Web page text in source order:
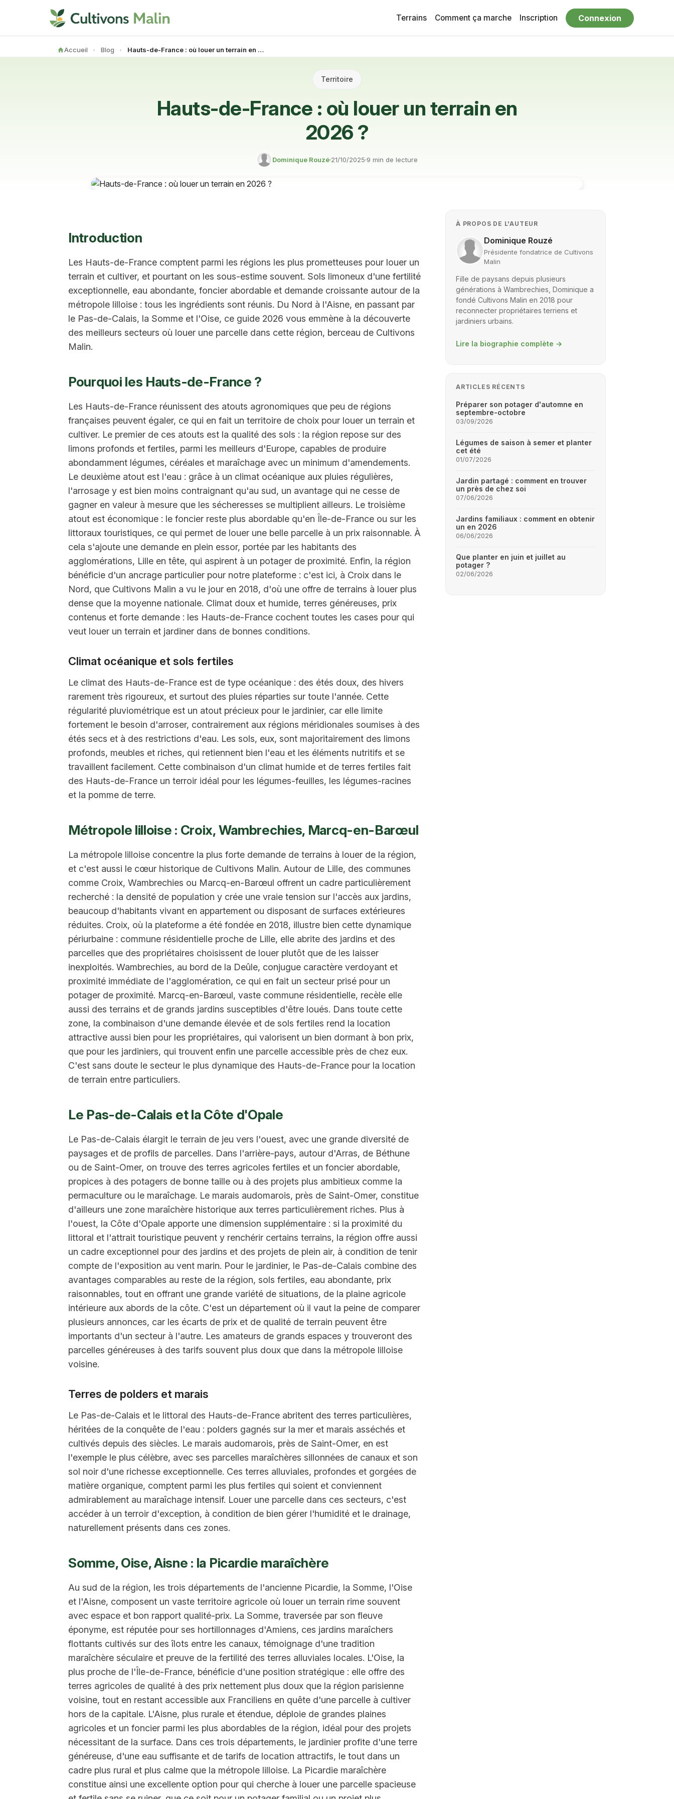
Terrains Comment ça marche Inscription Connexion
Accueil Blog Hauts-de-France : où louer un terrain en 2026 ?
Territoire
Hauts-de-France : où louer un terrain en
2026 ?
Dominique Rouzé 21/10/2025 9 min de lecture
Introduction
Les Hauts-de-France comptent parmi les régions les plus prometteuses pour louer un
terrain et cultiver, et pourtant on les sous-estime souvent. Sols limoneux d'une fertilité
exceptionnelle, eau abondante, foncier abordable et demande croissante autour de la
métropole lilloise : tous les ingrédients sont réunis. Du Nord à l'Aisne, en passant par
le Pas-de-Calais, la Somme et l'Oise, ce guide 2026 vous emmène à la découverte
des meilleurs secteurs où louer une parcelle dans cette région, berceau de Cultivons
Malin.
Pourquoi les Hauts-de-France ?
Les Hauts-de-France réunissent des atouts agronomiques que peu de régions
françaises peuvent égaler, ce qui en fait un territoire de choix pour louer un terrain et
cultiver. Le premier de ces atouts est la qualité des sols : la région repose sur des
limons profonds et fertiles, parmi les meilleurs d'Europe, capables de produire
abondamment légumes, céréales et maraîchage avec un minimum d'amendements.
Le deuxième atout est l'eau : grâce à un climat océanique aux pluies régulières,
l'arrosage y est bien moins contraignant qu'au sud, un avantage qui ne cesse de
gagner en valeur à mesure que les sécheresses se multiplient ailleurs. Le troisième
atout est économique : le foncier reste plus abordable qu'en Île-de-France ou sur les
littoraux touristiques, ce qui permet de louer une belle parcelle à un prix raisonnable. À
cela s'ajoute une demande en plein essor, portée par les habitants des
agglomérations, Lille en tête, qui aspirent à un potager de proximité. Enfin, la région
bénéficie d'un ancrage particulier pour notre plateforme : c'est ici, à Croix dans le
Nord, que Cultivons Malin a vu le jour en 2018, d'où une offre de terrains à louer plus
dense que la moyenne nationale. Climat doux et humide, terres généreuses, prix
contenus et forte demande : les Hauts-de-France cochent toutes les cases pour qui
veut louer un terrain et jardiner dans de bonnes conditions.
Climat océanique et sols fertiles
Le climat des Hauts-de-France est de type océanique : des étés doux, des hivers
rarement très rigoureux, et surtout des pluies réparties sur toute l'année. Cette
régularité pluviométrique est un atout précieux pour le jardinier, car elle limite
fortement le besoin d'arroser, contrairement aux régions méridionales soumises à des
étés secs et à des restrictions d'eau. Les sols, eux, sont majoritairement des limons
profonds, meubles et riches, qui retiennent bien l'eau et les éléments nutritifs et se
travaillent facilement. Cette combinaison d'un climat humide et de terres fertiles fait
des Hauts-de-France un terroir idéal pour les légumes-feuilles, les légumes-racines
et la pomme de terre.
Métropole lilloise : Croix, Wambrechies, Marcq-en-Barœul
La métropole lilloise concentre la plus forte demande de terrains à louer de la région,
et c'est aussi le cœur historique de Cultivons Malin. Autour de Lille, des communes
comme Croix, Wambrechies ou Marcq-en-Barœul offrent un cadre particulièrement
recherché : la densité de population y crée une vraie tension sur l'accès aux jardins,
beaucoup d'habitants vivant en appartement ou disposant de surfaces extérieures
réduites. Croix, où la plateforme a été fondée en 2018, illustre bien cette dynamique
périurbaine : commune résidentielle proche de Lille, elle abrite des jardins et des
parcelles que des propriétaires choisissent de louer plutôt que de les laisser
inexploités. Wambrechies, au bord de la Deûle, conjugue caractère verdoyant et
proximité immédiate de l'agglomération, ce qui en fait un secteur prisé pour un
potager de proximité. Marcq-en-Barœul, vaste commune résidentielle, recèle elle
aussi des terrains et de grands jardins susceptibles d'être loués. Dans toute cette
zone, la combinaison d'une demande élevée et de sols fertiles rend la location
attractive aussi bien pour les propriétaires, qui valorisent un bien dormant à bon prix,
que pour les jardiniers, qui trouvent enfin une parcelle accessible près de chez eux.
C'est sans doute le secteur le plus dynamique des Hauts-de-France pour la location
de terrain entre particuliers.
Le Pas-de-Calais et la Côte d'Opale
Le Pas-de-Calais élargit le terrain de jeu vers l'ouest, avec une grande diversité de
paysages et de profils de parcelles. Dans l'arrière-pays, autour d'Arras, de Béthune
ou de Saint-Omer, on trouve des terres agricoles fertiles et un foncier abordable,
propices à des potagers de bonne taille ou à des projets plus ambitieux comme la
permaculture ou le maraîchage. Le marais audomarois, près de Saint-Omer, constitue
d'ailleurs une zone maraîchère historique aux terres particulièrement riches. Plus à
l'ouest, la Côte d'Opale apporte une dimension supplémentaire : si la proximité du
littoral et l'attrait touristique peuvent y renchérir certains terrains, la région offre aussi
un cadre exceptionnel pour des jardins et des projets de plein air, à condition de tenir
compte de l'exposition au vent marin. Pour le jardinier, le Pas-de-Calais combine des
avantages comparables au reste de la région, sols fertiles, eau abondante, prix
raisonnables, tout en offrant une grande variété de situations, de la plaine agricole
intérieure aux abords de la côte. C'est un département où il vaut la peine de comparer
plusieurs annonces, car les écarts de prix et de qualité de terrain peuvent être
importants d'un secteur à l'autre. Les amateurs de grands espaces y trouveront des
parcelles généreuses à des tarifs souvent plus doux que dans la métropole lilloise
voisine.
Terres de polders et marais
Le Pas-de-Calais et le littoral des Hauts-de-France abritent des terres particulières,
héritées de la conquête de l'eau : polders gagnés sur la mer et marais asséchés et
cultivés depuis des siècles. Le marais audomarois, près de Saint-Omer, en est
l'exemple le plus célèbre, avec ses parcelles maraîchères sillonnées de canaux et son
sol noir d'une richesse exceptionnelle. Ces terres alluviales, profondes et gorgées de
matière organique, comptent parmi les plus fertiles qui soient et conviennent
admirablement au maraîchage intensif. Louer une parcelle dans ces secteurs, c'est
accéder à un terroir d'exception, à condition de bien gérer l'humidité et le drainage,
naturellement présents dans ces zones.
Somme, Oise, Aisne : la Picardie maraîchère
Au sud de la région, les trois départements de l'ancienne Picardie, la Somme, l'Oise
et l'Aisne, composent un vaste territoire agricole où louer un terrain rime souvent
avec espace et bon rapport qualité-prix. La Somme, traversée par son fleuve
éponyme, est réputée pour ses hortillonnages d'Amiens, ces jardins maraîchers
flottants cultivés sur des îlots entre les canaux, témoignage d'une tradition
maraîchère séculaire et preuve de la fertilité des terres alluviales locales. L'Oise, la
plus proche de l'Île-de-France, bénéficie d'une position stratégique : elle offre des
terres agricoles de qualité à des prix nettement plus doux que la région parisienne
voisine, tout en restant accessible aux Franciliens en quête d'une parcelle à cultiver
hors de la capitale. L'Aisne, plus rurale et étendue, déploie de grandes plaines
agricoles et un foncier parmi les plus abordables de la région, idéal pour des projets
nécessitant de la surface. Dans ces trois départements, le jardinier profite d'une terre
généreuse, d'une eau suffisante et de tarifs de location attractifs, le tout dans un
cadre plus rural et plus calme que la métropole lilloise. La Picardie maraîchère
constitue ainsi une excellente option pour qui cherche à louer une parcelle spacieuse
À PROPOS DE L'AUTEUR
Dominique Rouzé
Présidente fondatrice de Cultivons
Malin
Fille de paysans depuis plusieurs
générations à Wambrechies, Dominique a
fondé Cultivons Malin en 2018 pour
reconnecter propriétaires terriens et
jardiniers urbains.
Lire la biographie complète →
ARTICLES RÉCENTS
Préparer son potager d'automne en
septembre-octobre
03/09/2026
Légumes de saison à semer et planter
cet été
01/07/2026
Jardin partagé : comment en trouver
un près de chez soi
07/06/2026
Jardins familiaux : comment en obtenir
un en 2026
06/06/2026
Que planter en juin et juillet au
potager ?
02/06/2026